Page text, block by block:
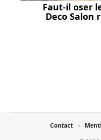
Faut-il oser
Deco Salon
Contact